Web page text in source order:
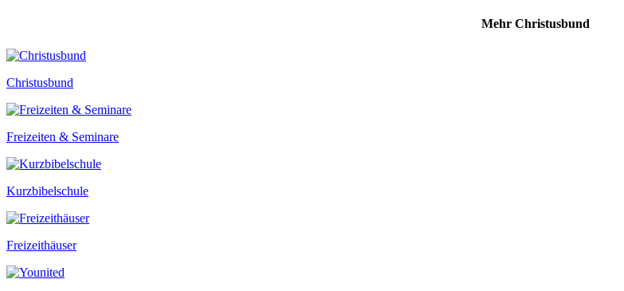
Mehr Christusbund
Christusbund
Freizeiten & Seminare
Kurzbibelschule
Freizeithäuser